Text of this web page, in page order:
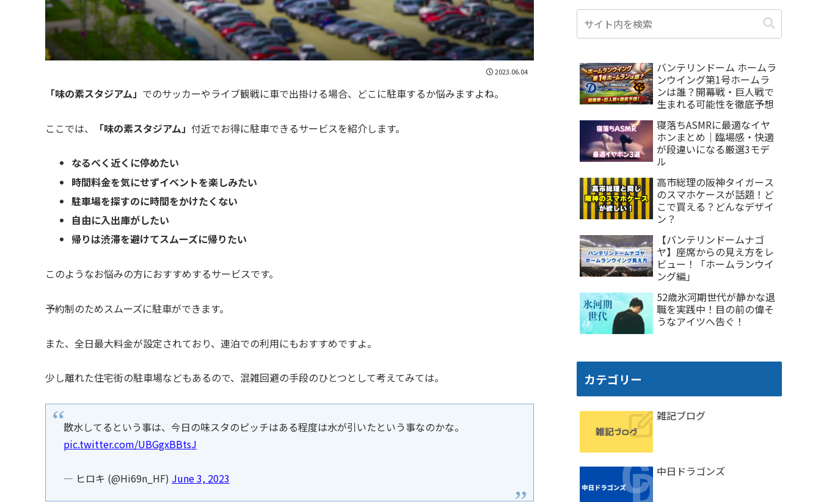
2023.06.04
「味の素スタジアム」 でのサッカーやライブ観戦に車で出掛ける場合、どこに駐車するか悩みますよね。
ここでは、 「味の素スタジアム」 付近でお得に駐車できるサービスを紹介します。
なるべく近くに停めたい
時間料金を気にせずイベントを楽しみたい
駐車場を探すのに時間をかけたくない
自由に入出庫がしたい
帰りは渋滞を避けてスムーズに帰りたい
このようなお悩みの方におすすめするサービスです。
予約制のためスムーズに駐車ができます。
また、全日最大料金が設定されており、連泊での利用にもおすすめですよ。
少し離れた住宅街の駐車場などもあるので、混雑回避の手段のひとつとして考えてみては。
散水してるという事は、今日の味スタのピッチはある程度は水が引いたという事なのかな。
pic.twitter.com/UBGgxBBtsJ
— ヒロキ (@Hi69n_HF) June 3, 2023
バンテリンドーム ホームラ
ンウイング第1号ホームラ
ンは誰？開幕戦・巨人戦で
生まれる可能性を徹底予想
寝落ちASMRに最適なイヤ
ホンまとめ｜臨場感・快適
が段違いになる厳選3モデ
ル
高市総理の阪神タイガース
のスマホケースが話題！ど
こで買える？どんなデザイ
ン？
【バンテリンドームナゴ
ヤ】座席からの見え方をレ
ビュー！「ホームランウイ
ング編」
52歳氷河期世代が静かな退
職を実践中！目の前の偉そ
うなアイツへ告ぐ！
カテゴリー
雑記ブログ
中日ドラゴンズ